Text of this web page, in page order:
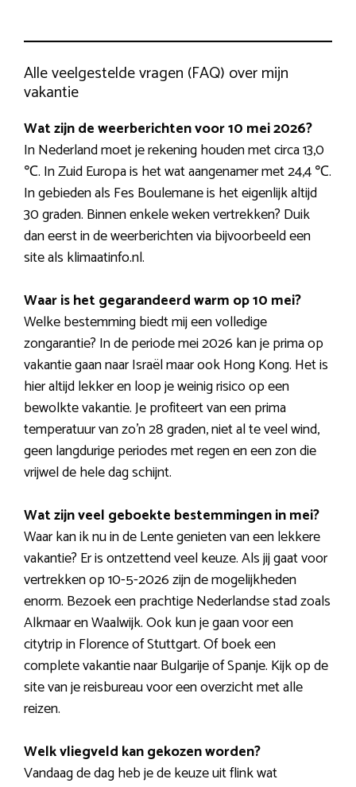
Alle veelgestelde vragen (FAQ) over mijn
vakantie
Wat zijn de weerberichten voor 10 mei 2026?
In Nederland moet je rekening houden met circa 13,0
℃. In Zuid Europa is het wat aangenamer met 24,4 ℃.
In gebieden als Fes Boulemane is het eigenlijk altijd
30 graden. Binnen enkele weken vertrekken? Duik
dan eerst in de weerberichten via bijvoorbeeld een
site als klimaatinfo.nl.
Waar is het gegarandeerd warm op 10 mei?
Welke bestemming biedt mij een volledige
zongarantie? In de periode mei 2026 kan je prima op
vakantie gaan naar Israël maar ook Hong Kong. Het is
hier altijd lekker en loop je weinig risico op een
bewolkte vakantie. Je profiteert van een prima
temperatuur van zo’n 28 graden, niet al te veel wind,
geen langdurige periodes met regen en een zon die
vrijwel de hele dag schijnt.
Wat zijn veel geboekte bestemmingen in mei?
Waar kan ik nu in de Lente genieten van een lekkere
vakantie? Er is ontzettend veel keuze. Als jij gaat voor
vertrekken op 10-5-2026 zijn de mogelijkheden
enorm. Bezoek een prachtige Nederlandse stad zoals
Alkmaar en Waalwijk. Ook kun je gaan voor een
citytrip in Florence of Stuttgart. Of boek een
complete vakantie naar Bulgarije of Spanje. Kijk op de
site van je reisbureau voor een overzicht met alle
reizen.
Welk vliegveld kan gekozen worden?
Vandaag de dag heb je de keuze uit flink wat